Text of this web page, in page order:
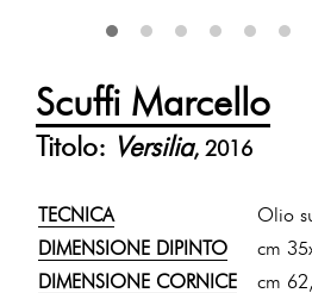
Scuffi Marcello
Titolo: Versilia, 2016
TECNICA
Olio
DIMENSIONE DIPINTO
cm
DIMENSIONE CORNICE
cm